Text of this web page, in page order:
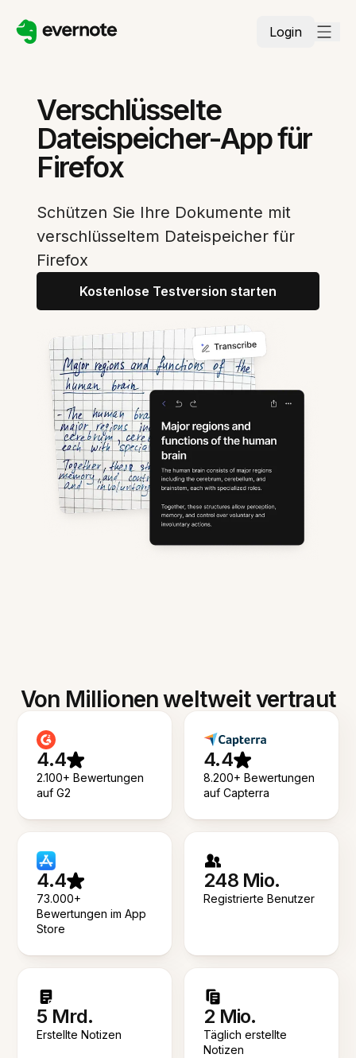
Login
Verschlüsselte
Dateispeicher-App für
Firefox
Schützen Sie Ihre Dokumente mit
verschlüsseltem Dateispeicher für
Firefox
Kostenlose Testversion starten
Von Millionen weltweit vertraut
4.4
2.100+ Bewertungen
auf G2
4.4
8.200+ Bewertungen
auf Capterra
4.4
73.000+
Bewertungen im App
Store
248 Mio.
Registrierte Benutzer
5 Mrd.
Erstellte Notizen
2 Mio.
Täglich erstellte
Notizen